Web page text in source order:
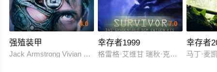
4.0
强殖装甲
Jack Armstrong Vivian Wu Mark Hamill
7.0
幸存者1999
格雷格·艾维甘 瑞秋·克劳福德 克劳
幸存者
马丁·麦